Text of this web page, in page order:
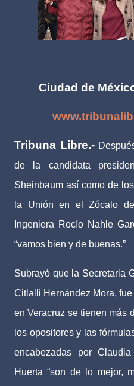
Ciudad de
Tribuna Libre.-
de la candidata
Sheinbaum así como de
la Unión en el Zócalo
Ingeniera Rocío Nahle
“vamos bien y de buenas.”
Subrayó que la Secretaria
Citlalli Hernández Mora,
en Veracruz se tienen más
los opositores y las
encabezadas por
Huerta “son de lo mejor,